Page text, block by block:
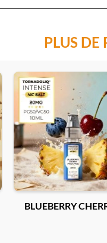
PLUS DE
BLUEBERRY